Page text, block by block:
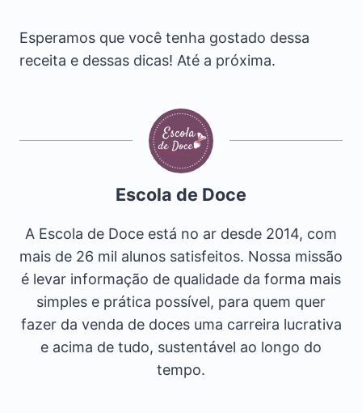
Esperamos que você tenha gostado dessa
receita e dessas dicas! Até a próxima.
Escola de Doce
A Escola de Doce está no ar desde 2014, com
mais de 26 mil alunos satisfeitos. Nossa missão
é levar informação de qualidade da forma mais
simples e prática possível, para quem quer
fazer da venda de doces uma carreira lucrativa
e acima de tudo, sustentável ao longo do
tempo.